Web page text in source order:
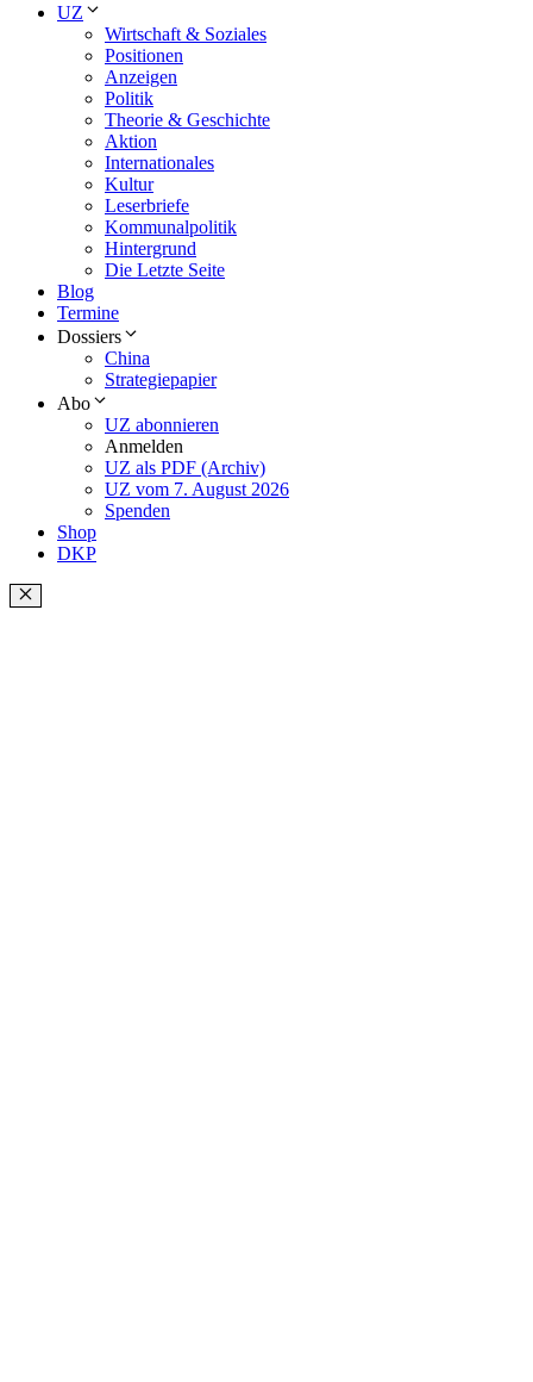
UZ
Wirtschaft & Soziales
Positionen
Anzeigen
Politik
Theorie & Geschichte
Aktion
Internationales
Kultur
Leserbriefe
Kommunalpolitik
Hintergrund
Die Letzte Seite
Blog
Termine
Dossiers
China
Strategiepapier
Abo
UZ abonnieren
Anmelden
UZ als PDF (Archiv)
UZ vom 7. August 2026
Spenden
Shop
DKP
Schließen